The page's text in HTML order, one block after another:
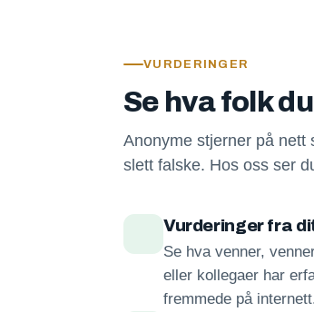
VURDERINGER
Se hva folk
Anonyme stjerner på nett
slett falske. Hos oss ser
Vurderinger fra
Se hva venner,
eller kollegaer har
fremmede på